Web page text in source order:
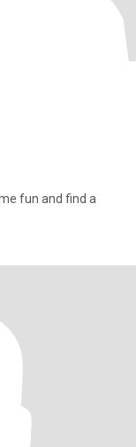
fun and find a